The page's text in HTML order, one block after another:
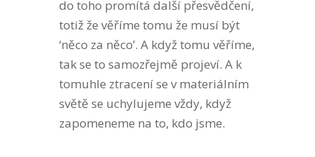
do toho promítá další přesvědčení,
totiž že věříme tomu že musí být
‘něco za něco’. A když tomu věříme,
tak se to samozřejmě projeví. A k
tomuhle ztracení se v materiálním
světě se uchylujeme vždy, když
zapomeneme na to, kdo jsme.